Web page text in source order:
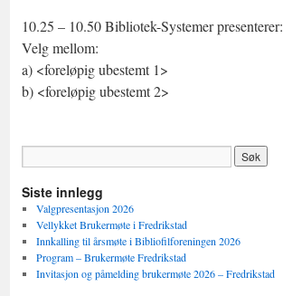
10.25 – 10.50 Bibliotek-Systemer presenterer:
Velg mellom:
a) <foreløpig ubestemt 1>
b) <foreløpig ubestemt 2>
Siste innlegg
Valgpresentasjon 2026
Vellykket Brukermøte i Fredrikstad
Innkalling til årsmøte i Bibliofilforeningen 2026
Program – Brukermøte Fredrikstad
Invitasjon og påmelding brukermøte 2026 – Fredrikstad